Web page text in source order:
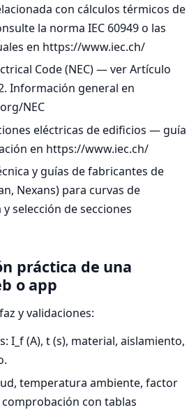
con cálculos térmicos de
la norma IEC 60949 o las
en https://www.iec.ch/
Code (NEC) — ver Artículo
Información general en
NEC
eléctricas de edificios — guía
en https://www.iec.ch/
y guías de fabricantes de
Nexans) para curvas de
selección de secciones
práctica de una
o app
y validaciones:
I_f (A), t (s), material, aislamiento,
temperatura ambiente, factor
con tablas